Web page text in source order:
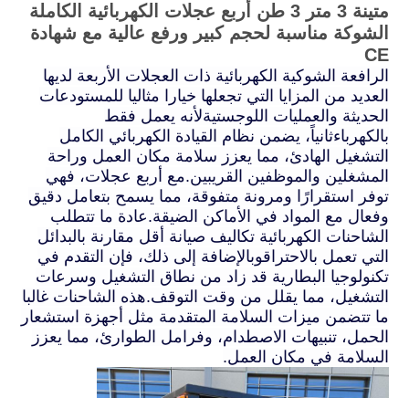
متينة 3 متر 3 طن أربع عجلات الكهربائية الكاملة
الشوكة مناسبة لحجم كبير ورفع عالية مع شهادة
CE
الرافعة الشوكية الكهربائية ذات العجلات الأربعة لديها
العديد من المزايا التي تجعلها خيارا مثاليا للمستودعات
الحديثة والعمليات اللوجستيةلأنه يعمل فقط
بالكهرباءثانياً، يضمن نظام القيادة الكهربائي الكامل
التشغيل الهادئ، مما يعزز سلامة مكان العمل وراحة
المشغلين والموظفين القريبين.مع أربع عجلات، فهي
توفر استقرارًا ومرونة متفوقة، مما يسمح بتعامل دقيق
وفعال مع المواد في الأماكن الضيقة.عادة ما تتطلب
الشاحنات الكهربائية تكاليف صيانة أقل مقارنة بالبدائل
التي تعمل بالاحتراقوبالإضافة إلى ذلك، فإن التقدم في
تكنولوجيا البطارية قد زاد من نطاق التشغيل وسرعات
التشغيل، مما يقلل من وقت التوقف.هذه الشاحنات غالبا
ما تتضمن ميزات السلامة المتقدمة مثل أجهزة استشعار
الحمل، تنبيهات الاصطدام، وفرامل الطوارئ، مما يعزز
السلامة في مكان العمل.